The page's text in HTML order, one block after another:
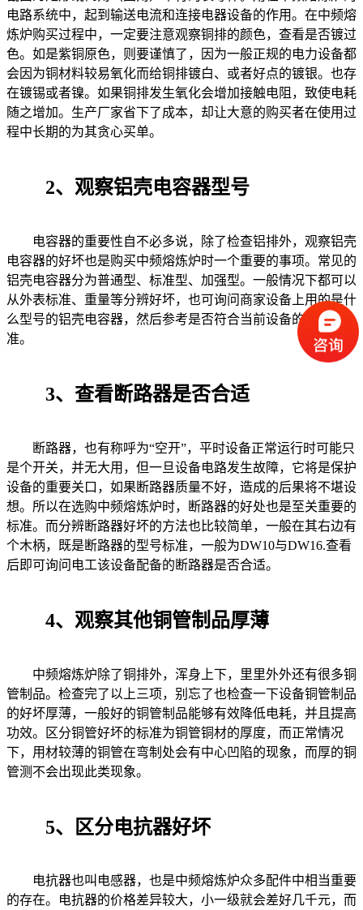
电路系统中，起到输送电流和连接电器设备的作用。在中频熔
炼炉购买过程中，一定要注意观察铜排的颜色，查看是否镀过
色。如是紫铜原色，则要谨慎了，因为一般正规的电力设备都
会因为铜材料较易氧化而给铜排镀白、或者好点的镀银。也存
在镀锡或者镍。如果铜排发生氧化会增加接触电阻，致使电耗
随之增加。生产厂家省下了成本，却让大意的购买者在使用过
程中长期的为其贪心买单。
2、观察铝壳电容器型号
电容器的重要性自不必多说，除了检查铝排外，观察铝壳
电容器的好坏也是购买中频熔炼炉时一个重要的事项。常见的
铝壳电容器分为普通型、标准型、加强型。一般情况下都可以
从外表标准、重量等分辨好坏，也可询问商家设备上用的是什
么型号的铝壳电容器，然后参考是否符合当前设备的报价标
准。
3、查看断路器是否合适
断路器，也有称呼为“空开”，平时设备正常运行时可能只
是个开关，并无大用，但一旦设备电路发生故障，它将是保护
设备的重要关口，如果断路器质量不好，造成的后果将不堪设
想。所以在选购中频熔炼炉时，断路器的好处也是至关重要的
标准。而分辨断路器好坏的方法也比较简单，一般在其右边有
个木柄，既是断路器的型号标准，一般为DW10与DW16.查看
后即可询问电工该设备配备的断路器是否合适。
4、观察其他铜管制品厚薄
中频熔炼炉除了铜排外，浑身上下，里里外外还有很多铜
管制品。检查完了以上三项，别忘了也检查一下设备铜管制品
的好坏厚薄，一般好的铜管制品能够有效降低电耗，并且提高
功效。区分铜管好坏的标准为铜管铜材的厚度，而正常情况
下，用材较薄的铜管在弯制处会有中心凹陷的现象，而厚的铜
管测不会出现此类现象。
5、区分电抗器好坏
电抗器也叫电感器，也是中频熔炼炉众多配件中相当重要
的存在。电抗器的价格差异较大，小一级就会差好几千元，而